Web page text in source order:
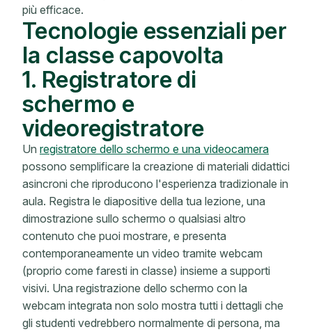
più efficace.
Tecnologie essenziali per
la classe capovolta
1. Registratore di
schermo e
videoregistratore
Un registratore dello schermo e una videocamera
possono semplificare la creazione di materiali didattici
asincroni che riproducono l'esperienza tradizionale in
aula. Registra le diapositive della tua lezione, una
dimostrazione sullo schermo o qualsiasi altro
contenuto che puoi mostrare, e presenta
contemporaneamente un video tramite webcam
(proprio come faresti in classe) insieme a supporti
visivi. Una registrazione dello schermo con la
webcam integrata non solo mostra tutti i dettagli che
gli studenti vedrebbero normalmente di persona, ma